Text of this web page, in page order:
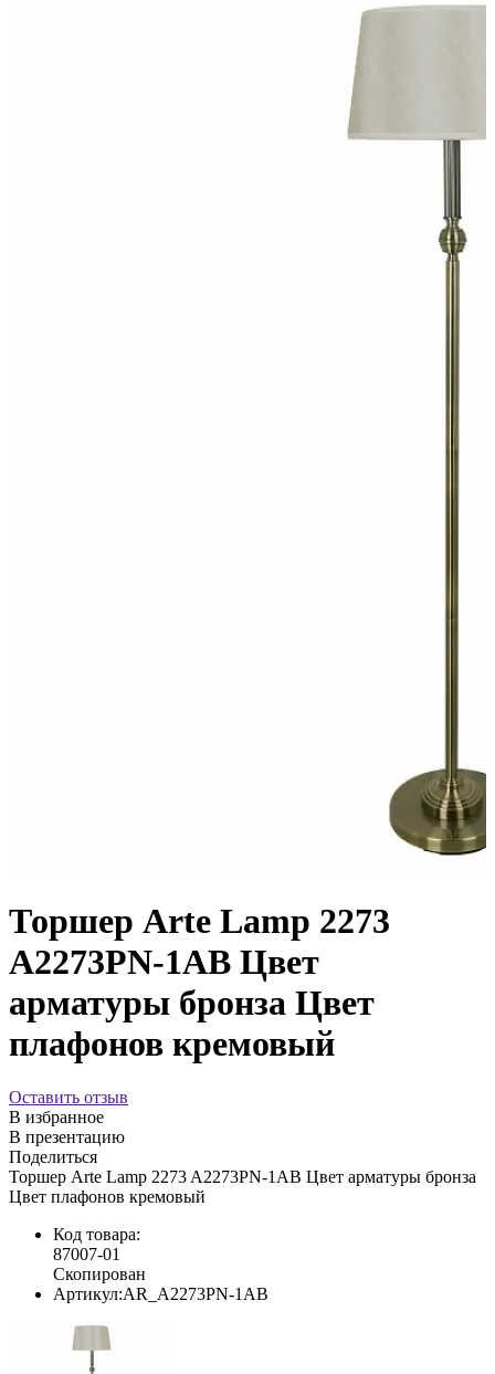
Торшер Arte Lamp 2273
A2273PN-1AB Цвет
арматуры бронза Цвет
плафонов кремовый
Оставить отзыв
В избранное
В презентацию
Поделиться
Торшер Arte Lamp 2273 A2273PN-1AB Цвет арматуры бронза
Цвет плафонов кремовый
Код товара:
87007-01
Скопирован
Артикул:AR_A2273PN-1AB